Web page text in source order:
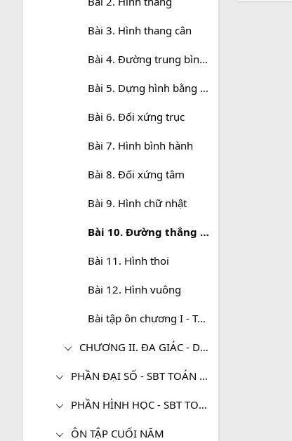
Bài 3. Hình thang cân
Bài 4. Đường trung bình của tam giác, của hình thang
Bài 5. Dựng hình bằng thước và compa. Dựng hình thang
Bài 6. Đối xứng trục
Bài 7. Hình bình hành
Bài 8. Đối xứng tâm
Bài 9. Hình chữ nhật
Bài 10. Đường thẳng song song với một đường thẳng cho trước
Bài 11. Hình thoi
Bài 12. Hình vuông
Bài tập ôn chương I - Tứ giác
CHƯƠNG II. ĐA GIÁC - DIỆN TÍCH ĐA GIÁC
PHẦN ĐẠI SỐ - SBT TOÁN 8 TẬP 2
PHẦN HÌNH HỌC - SBT TOÁN 8 TẬP 2
ÔN TẬP CUỐI NĂM